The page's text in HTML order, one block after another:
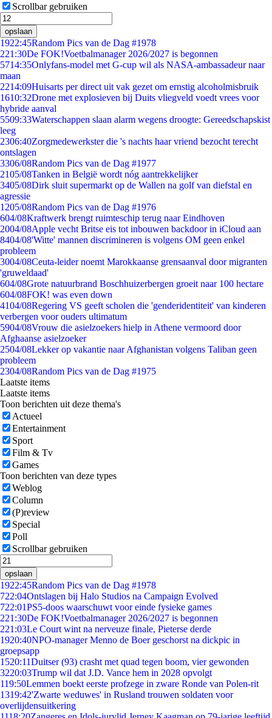
Scrollbar gebruiken
opslaan
1922:45Random Pics van de Dag #1978
221:30De FOK!Voetbalmanager 2026/2027 is begonnen
5714:35Onlyfans-model met G-cup wil als NASA-ambassadeur naar
maan
2214:09Huisarts per direct uit vak gezet om ernstig alcoholmisbruik
1610:32Drone met explosieven bij Duits vliegveld voedt vrees voor
hybride aanval
5509:33Waterschappen slaan alarm wegens droogte: Gereedschapskist
leeg
2306:40Zorgmedewerkster die 's nachts haar vriend bezocht terecht
ontslagen
3306/08Random Pics van de Dag #1977
2105/08Tanken in België wordt nóg aantrekkelijker
3405/08Dirk sluit supermarkt op de Wallen na golf van diefstal en
agressie
1205/08Random Pics van de Dag #1976
604/08Kraftwerk brengt ruimteschip terug naar Eindhoven
2004/08Apple vecht Britse eis tot inbouwen backdoor in iCloud aan
8404/08'Witte' mannen discrimineren is volgens OM geen enkel
probleem
3004/08Ceuta-leider noemt Marokkaanse grensaanval door migranten
'gruweldaad'
604/08Grote natuurbrand Boschhuizerbergen groeit naar 100 hectare
604/08FOK! was even down
4104/08Regering VS geeft scholen die 'genderidentiteit' van kinderen
verbergen voor ouders ultimatum
5904/08Vrouw die asielzoekers hielp in Athene vermoord door
Afghaanse asielzoeker
2504/08Lekker op vakantie naar Afghanistan volgens Taliban geen
probleem
2304/08Random Pics van de Dag #1975
Laatste items
Laatste items
Toon berichten uit deze thema's
Actueel
Entertainment
Sport
Film & Tv
Games
Toon berichten van deze types
Weblog
Column
(P)review
Special
Poll
Scrollbar gebruiken
opslaan
1922:45Random Pics van de Dag #1978
722:04Ontslagen bij Halo Studios na Campaign Evolved
722:01PS5-doos waarschuwt voor einde fysieke games
221:30De FOK!Voetbalmanager 2026/2027 is begonnen
221:03Le Court wint na nerveuze finale, Pieterse derde
1920:40NPO-manager Menno de Boer geschorst na dickpic in
groepsapp
1520:11Duitser (93) crasht met quad tegen boom, vier gewonden
3220:03Trump wil dat J.D. Vance hem in 2028 opvolgt
119:50Lemmen boekt eerste profzege in zware Ronde van Polen-rit
1319:42'Zwarte weduwes' in Rusland trouwen soldaten voor
overlijdensuitkering